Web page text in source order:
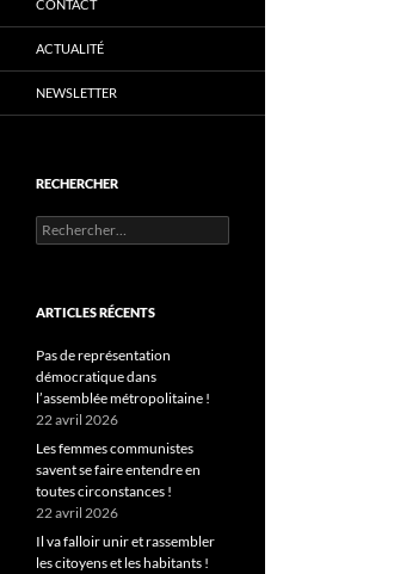
CONTACT
ACTUALITÉ
NEWSLETTER
RECHERCHER
Rechercher :
ARTICLES RÉCENTS
Pas de représentation
démocratique dans
l’assemblée métropolitaine !
22 avril 2026
Les femmes communistes
savent se faire entendre en
toutes circonstances !
22 avril 2026
Il va falloir unir et rassembler
les citoyens et les habitants !